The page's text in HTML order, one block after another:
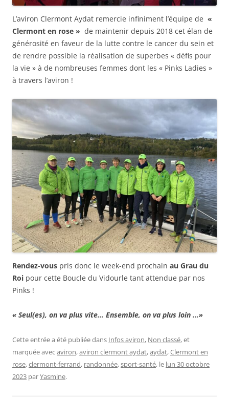
L’aviron Clermont Aydat remercie infiniment l’équipe de «
Clermont en rose » de maintenir depuis 2018 cet élan de
générosité en faveur de la lutte contre le cancer du sein et
de rendre possible la réalisation de superbes « défis pour
la vie » à de nombreuses femmes dont les « Pinks Ladies »
à travers l’aviron !
Rendez-vous pris donc le week-end prochain au Grau du
Roi pour cette Boucle du Vidourle tant attendue par nos
Pinks !
« Seul(es), on va plus vite… Ensemble, on va plus loin …»
Cette entrée a été publiée dans Infos aviron, Non classé, et
marquée avecaviron,aviron clermont aydat,aydat,Clermont en
rose,clermont-ferrand, randonnée,sport-santé, le lun 30 octobre
2023 parYasmine.